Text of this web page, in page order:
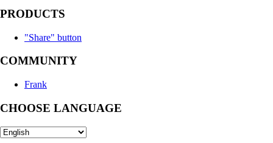
PRODUCTS
"Share" button
COMMUNITY
Frank
CHOOSE LANGUAGE